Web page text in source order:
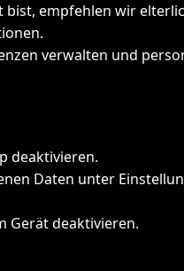
bist, empfehlen wir
verwalten und
deaktivieren.
Daten unter
Gerät deaktivieren.